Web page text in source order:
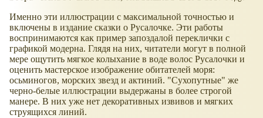
Именно эти иллюстрации с максимальной точностью и
включены в издание сказки о Русалочке. Эти работы
воспринимаются как пример запоздалой переклички с
графикой модерна. Глядя на них, читатели могут в полной
мере ощутить мягкое колыхание в воде волос Русалочки и
оценить мастерское изображение обитателей моря:
осьминогов, морских звезд и актиний. "Сухопутные" же
черно-белые иллюстрации выдержаны в более строгой
манере. В них уже нет декоративных извивов и мягких
струящихся линий.